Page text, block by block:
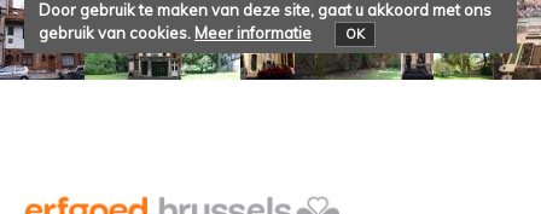
Door gebruik te maken van deze site, gaat u akkoord met ons
gebruik van cookies. Meer informatie OK